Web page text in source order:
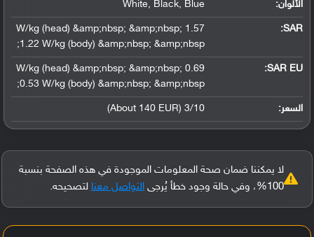
الألوان: White, Black, Blue
SAR
:
1.57 W/kg (head) &amp;nbsp; &amp;nbsp;
1.22 W/kg (body) &amp;nbsp; &amp;nbsp;
SAR EU:
0.69 W/kg (head) &amp;nbsp; &amp;nbsp;
0.53 W/kg (body) &amp;nbsp; &amp;nbsp;
السعر: 3/10 (About 140 EUR)
لا يمكننا ضمان صحة المعلومات الموجودة في هذه الصفحة بنسبة
100%، وفي حالة وجود خطأ يُرجى
التواصل معنا لتصحيحه.